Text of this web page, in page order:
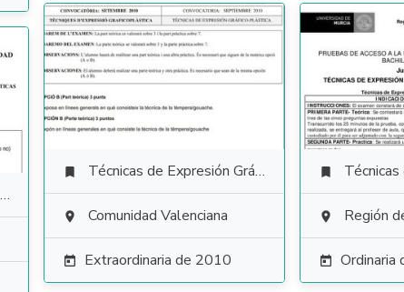
 Técnicas de Expresión Gráfico Plástica
 Comunidad Valenciana
 Extraordinaria de 2010
 Técnicas de
 Región
 Ordinaria